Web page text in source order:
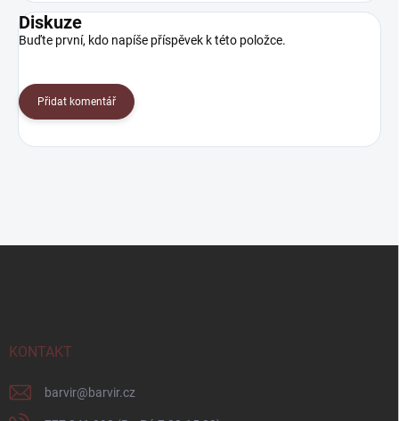
Diskuze
Buďte první, kdo napíše příspěvek k této položce.
Přidat komentář
KONTAKT
barvir@barvir.cz